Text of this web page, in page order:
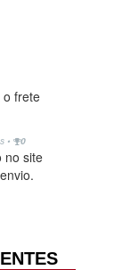
o frete
• 0
no site